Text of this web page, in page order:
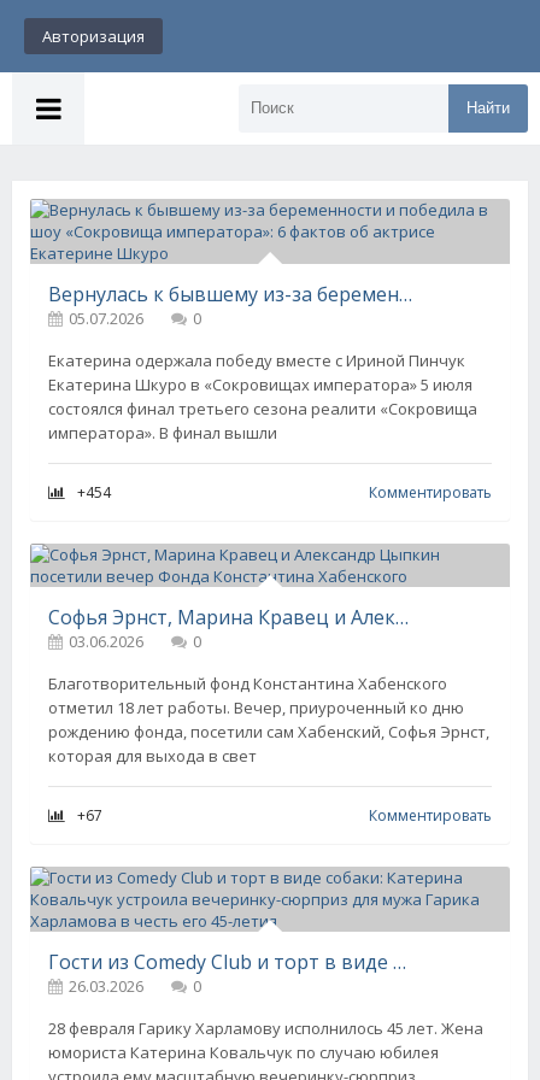
Авторизация
Найти
Вернулась к бывшему из-за беременности и победила в шоу «Сокровища императора»: 6 фактов об актрисе Екатерине Шкуро
05.07.2026
0
Екатерина одержала победу вместе с Ириной Пинчук
Екатерина Шкуро в «Сокровищах императора» 5 июля
состоялся финал третьего сезона реалити «Сокровища
императора». В финал вышли
+454 Комментировать
Софья Эрнст, Марина Кравец и Александр Цыпкин посетили вечер Фонда Константина Хабенского
03.06.2026
0
Благотворительный фонд Константина Хабенского
отметил 18 лет работы. Вечер, приуроченный ко дню
рождению фонда, посетили сам Хабенский, Софья Эрнст,
которая для выхода в свет
+67 Комментировать
Гости из Comedy Club и торт в виде собаки: Катерина Ковальчук устроила вечеринку-сюрприз для мужа Гарика Харламова в честь его 45-летия
26.03.2026
0
28 февраля Гарику Харламову исполнилось 45 лет. Жена
юмориста Катерина Ковальчук по случаю юбилея